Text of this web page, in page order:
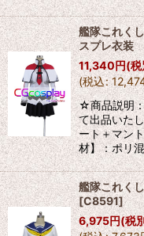
艦隊これく
スプレ衣装
11,340円(
(税込:
☆商品説明
て出品いた
ート＋マ
材】：ポ
艦隊これ
[C8591]
6,975円(税